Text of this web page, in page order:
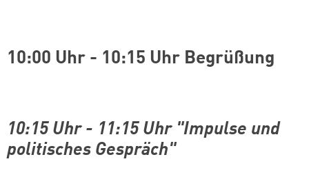
10:00 Uhr - 10:15 Uhr Begrüßung
10:15 Uhr- 11:15 Uhr "Impulse und
politisches Gespräch"